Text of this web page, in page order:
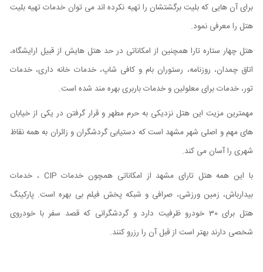
برای آن هایی که بلیت برگشتشان را تهیه نکرده اند می توان خدمات تهیه بلیت
هتل را معرفی نمود.
هتل چهار ستاره تارا همچنین از امکاناتی در حد هتل هایش از قبیل ارایشگاه،
اتاق چمدان، روزنامه، رستوران بام و کافی شاپ، خدمات خانه داری، خدمات
تور، خدمات برای معلولین و خدمات باربری بهره مند شده است.
مهمترین مزیت این هتل نزدیکی به حرم مطهر و قرار گرفتن در یکی از خیابان
های مهم و اصلی شهر مشهد است که دستیابی گردشگران و زائران به همه نقاظ
شهری را آسان می کند.
با این همه هتل تارای مشهد از امکاناتی همچون خدمات CIP ، خدمات
بیدارباش، زمین ورزشی، صرافی و شبکه پخش فیلم بی بهره است. پارکینگ
هتل برای 30 خودرو ظرفیت دارد و گردشگرانی که قصد سفر با خودروی
شخصی دارند بهتر است از قبل آن را رزرو کنند.